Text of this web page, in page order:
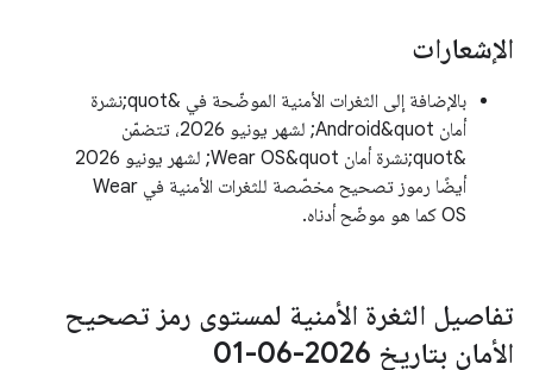
الإشعارات
بالإضافة إلى الثغرات الأمنية الموضّحة في &quot;نشرة
أمان Android&quot; لشهر يونيو 2026، تتضمّن
&quot;نشرة أمان Wear OS&quot; لشهر يونيو 2026
أيضًا رموز تصحيح مخصّصة للثغرات الأمنية في Wear
OS كما هو موضّح أدناه.
تفاصيل الثغرة الأمنية لمستوى رمز تصحيح
الأمان بتاريخ 2026-06-01